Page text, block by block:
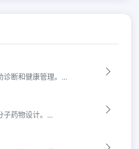
诊断和健康管理。...
子药物设计。...